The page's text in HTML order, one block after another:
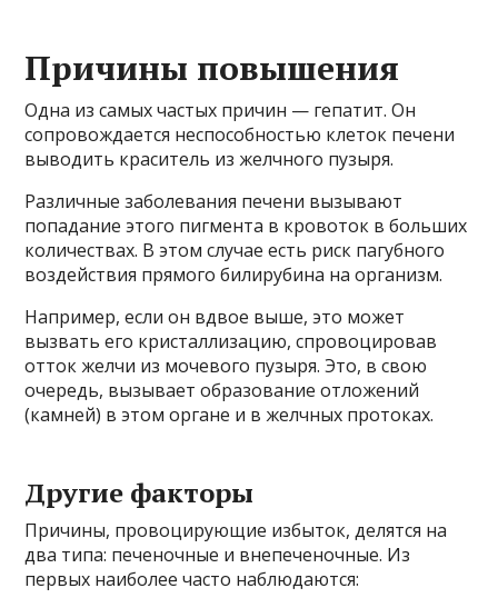
Причины повышения
Одна из самых частых причин — гепатит. Он
сопровождается неспособностью клеток печени
выводить краситель из желчного пузыря.
Различные заболевания печени вызывают
попадание этого пигмента в кровоток в больших
количествах. В этом случае есть риск пагубного
воздействия прямого билирубина на организм.
Например, если он вдвое выше, это может
вызвать его кристаллизацию, спровоцировав
отток желчи из мочевого пузыря. Это, в свою
очередь, вызывает образование отложений
(камней) в этом органе и в желчных протоках.
Другие факторы
Причины, провоцирующие избыток, делятся на
два типа: печеночные и внепеченочные. Из
первых наиболее часто наблюдаются: